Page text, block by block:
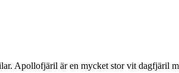
Apollofjäril är en mycket stor vit dagfjäril